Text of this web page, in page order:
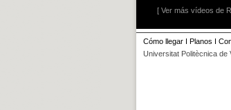
[ Ver más vídeos de
Cómo llegar I Planos I
Universitat Politècnica de